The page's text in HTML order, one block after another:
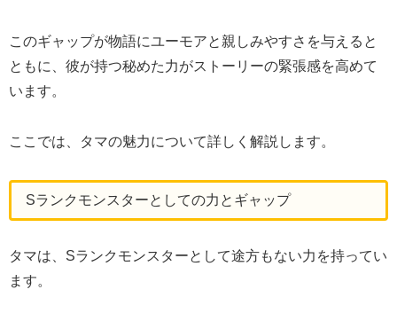
このギャップが物語にユーモアと親しみやすさを与えると
ともに、彼が持つ秘めた力がストーリーの緊張感を高めて
います。
ここでは、タマの魅力について詳しく解説します。
Sランクモンスターとしての力とギャップ
タマは、Sランクモンスターとして途方もない力を持ってい
ます。